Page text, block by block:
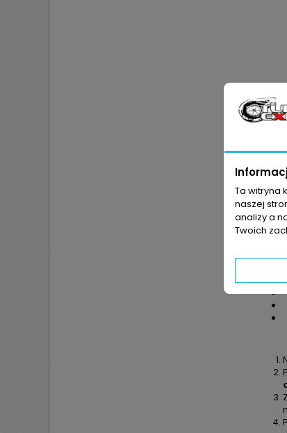
Ta witryna
naszej
analizy a
Twoich